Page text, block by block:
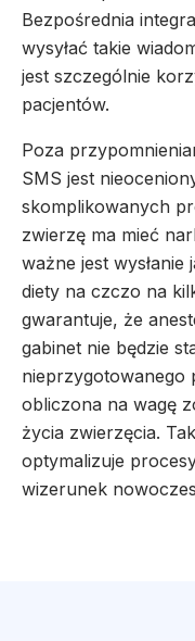
Bezpośrednia
wysyłać takie
jest szczególnie
pacjentów.
Poza
SMS jest
skomplikowanych
zwierzę ma mieć
ważne jest
diety na czczo na
gwarantuje, że
gabinet nie będzie
nieprzygotowanego
obliczona na wagę
życia zwierzęcia.
optymalizuje
wizerunek